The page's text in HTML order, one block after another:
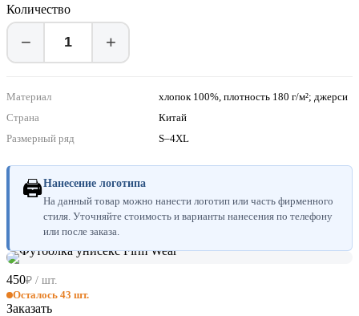
Количество
− +
Материал
хлопок 100%, плотность 180 г/м²; джерси
Страна
Китай
Размерный ряд
S–4XL
🖨Нанесение логотипа
На данный товар можно нанести логотип или часть фирменного
стиля. Уточняйте стоимость и варианты нанесения по телефону
или после заказа.
450₽ / шт.
Осталось 43 шт.
Заказать